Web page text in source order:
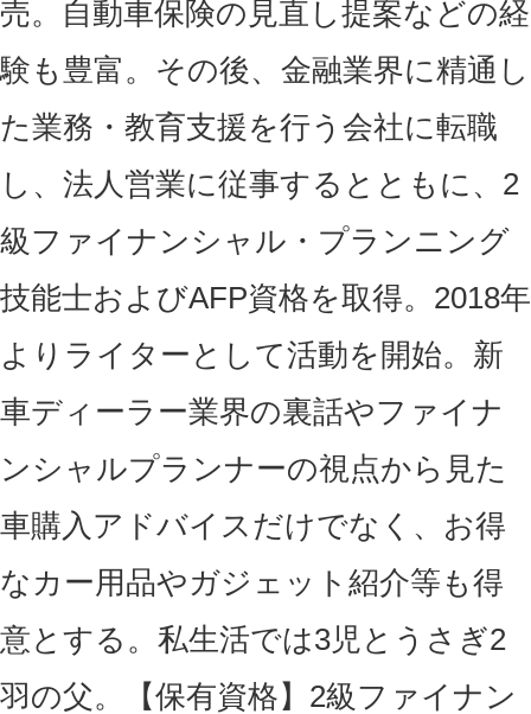
売。自動車保険の見直し提案などの経
験も豊富。その後、金融業界に精通し
た業務・教育支援を行う会社に転職
し、法人営業に従事するとともに、2
級ファイナンシャル・プランニング
技能士およびAFP資格を取得。2018年
よりライターとして活動を開始。新
車ディーラー業界の裏話やファイナ
ンシャルプランナーの視点から見た
車購入アドバイスだけでなく、お得
なカー用品やガジェット紹介等も得
意とする。私生活では3児とうさぎ2
羽の父。【保有資格】2級ファイナン